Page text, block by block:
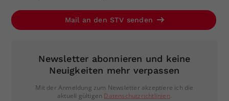
Mail an den STV senden
Newsletter abonnieren und keine
Neuigkeiten mehr verpassen
Mit der Anmeldung zum Newsletter akzeptiere ich die
aktuell gültigen Datenschutzrichtlinien.